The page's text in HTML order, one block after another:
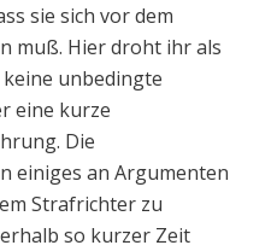
sie sich vor dem
muß. Hier droht ihr als
unbedingte
eine kurze
Die
einiges an Argumenten
Strafrichter zu
so kurzer Zeit